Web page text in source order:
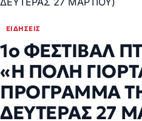
ΕΙΔΉΣΕΙΣ
1o ΦΕΣΤΙΒΑΛ
«Η ΠΟΛΗ
ΠΡΟΓΡΑΜΜΑ
ΔΕΥΤΕΡΑΣ 27